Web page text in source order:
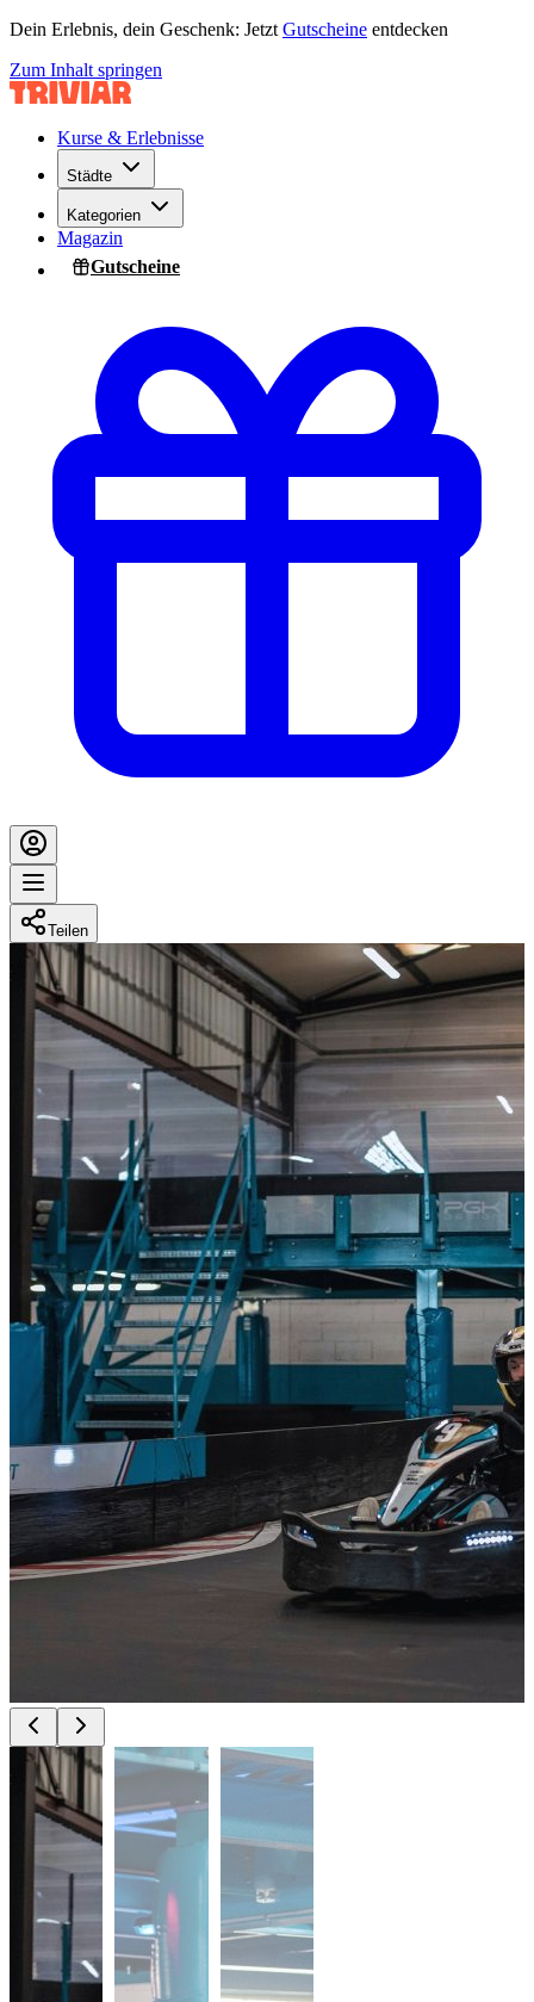
Dein Erlebnis, dein Geschenk: Jetzt Gutscheine entdecken
Zum Inhalt springen
Kurse & Erlebnisse
Städte
Kategorien
Magazin
Gutscheine
Teilen